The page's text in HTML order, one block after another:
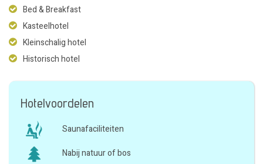
Bed & Breakfast
Kasteelhotel
Kleinschalig hotel
Historisch hotel
Hotelvoordelen
Saunafaciliteiten
Nabij natuur of bos